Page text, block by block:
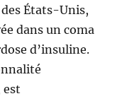
États-Unis,
dans un coma
d’insuline.
est